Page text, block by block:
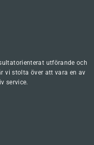
utförande och
vi stolta över att vara en av
service.